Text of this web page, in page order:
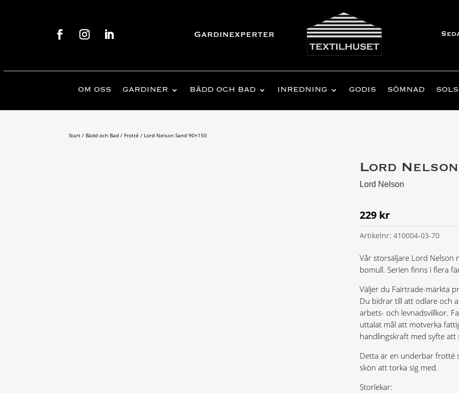
Gardinexperter
OM OSS GARDINER BÄDD OCH BAD INREDNING GODIS SÖMNAD
Start / Bädd och Bad / Frotté / Lord Nelson Sand 90×150
Lord Nelson
Lord Nelson
229 kr
Artikelnr: 410004-03-70
Vår storsäljare Lord Nelson
bomull. Serien finns i flera
Väljer du Fairtrade-märkta
Du bidrar till att odlare och
arbets- och levnadsvillkor.
uttalat mål att motverka
handlingskraft med syfte
Detta är en underbar frotté
skön att torka sig med.
Storlekar: